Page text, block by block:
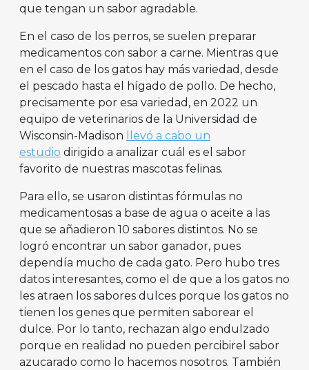
que tengan un sabor agradable.
En el caso de los perros, se suelen preparar
medicamentos con sabor a carne. Mientras que
en el caso de los gatos hay más variedad, desde
el pescado hasta el hígado de pollo. De hecho,
precisamente por esa variedad, en 2022 un
equipo de veterinarios de la Universidad de
Wisconsin-Madison
llevó a cabo un
estudio dirigido a analizar cuál es el sabor
favorito de nuestras mascotas felinas.
Para ello, se usaron distintas fórmulas no
medicamentosas a base de agua o aceite a las
que se añadieron 10 sabores distintos. No se
logró encontrar un sabor ganador, pues
dependía mucho de cada gato. Pero hubo tres
datos interesantes, como el de que a los gatos no
les atraen los sabores dulces porque los gatos no
tienen los genes que permiten saborear el
dulce. Por lo tanto, rechazan algo endulzado
porque en realidad no pueden percibirel sabor
azucarado como lo hacemos nosotros. También